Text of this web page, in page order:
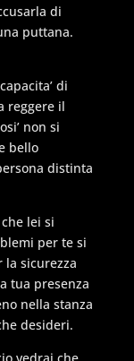
di
puttana.
di
reggere il
non si
bello
distinta
lei si
per te si
la sicurezza
tua presenza
nella stanza
desideri.
vedrai che